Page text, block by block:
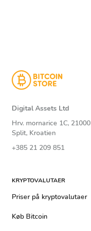
Digital Assets Ltd
Hrv. mornarice 1C, 21000
Split, Kroatien
+385 21 209 851
KRYPTOVALUTAER
Priser på kryptovalutaer
Køb Bitcoin